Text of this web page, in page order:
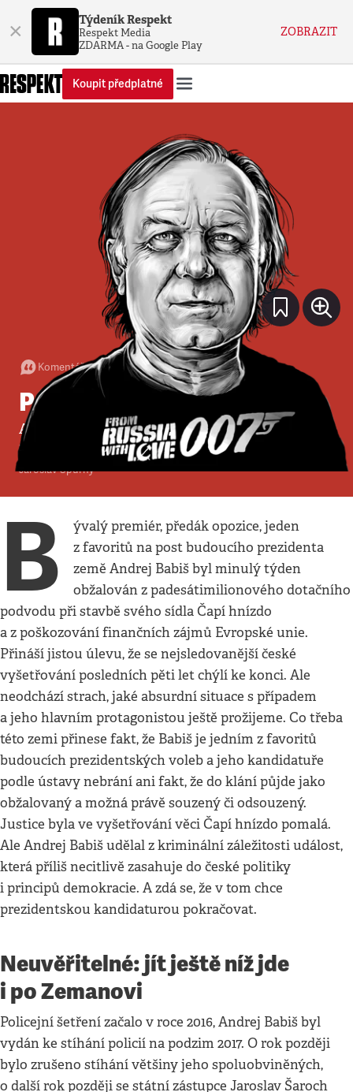
× Týdeník Respekt
Respekt Media
ZDARMA - na Google Play
ZOBRAZIT
Koupit předplatné
Komentář•27. 3. 2022•4 minuty
Prezidentem z vězení
Andrej Babiš byl obžalován v případu Čapí
hnízdo
Jaroslav Spurný
B
ývalý premiér, předák opozice, jeden
z favoritů na post budoucího prezidenta
země Andrej Babiš byl minulý týden
obžalován z padesátimilionového dotačního
podvodu při stavbě svého sídla Čapí hnízdo
a z poškozování finančních zájmů Evropské unie.
Přináší jistou úlevu, že se nejsledovanější české
vyšetřování posledních pěti let chýlí ke konci. Ale
neodchází strach, jaké absurdní situace s případem
a jeho hlavním protagonistou ještě prožijeme. Co třeba
této zemi přinese fakt, že Babiš je jedním z favoritů
budoucích prezidentských voleb a jeho kandidatuře
podle ústavy nebrání ani fakt, že do klání půjde jako
obžalovaný a možná právě souzený či odsouzený.
Justice byla ve vyšetřování věci Čapí hnízdo pomalá.
Ale Andrej Babiš udělal z kriminální záležitosti událost,
která příliš necitlivě zasahuje do české politiky
i principů demokracie. A zdá se, že v tom chce
prezidentskou kandidaturou pokračovat.
Neuvěřitelné: jít ještě níž jde
i po Zemanovi
Policejní šetření začalo v roce 2016, Andrej Babiš byl
vydán ke stíhání policií na podzim 2017. O rok později
bylo zrušeno stíhání většiny jeho spoluobviněných,
o další rok později se státní zástupce Jaroslav Šaroch